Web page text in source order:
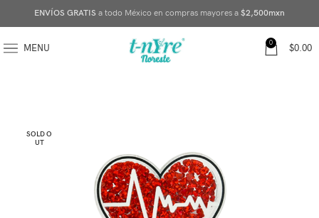
ENVÍOS GRATIS a todo México en compras mayores a $2,500mxn
MENU 0 $0.00
SOLD O
UT